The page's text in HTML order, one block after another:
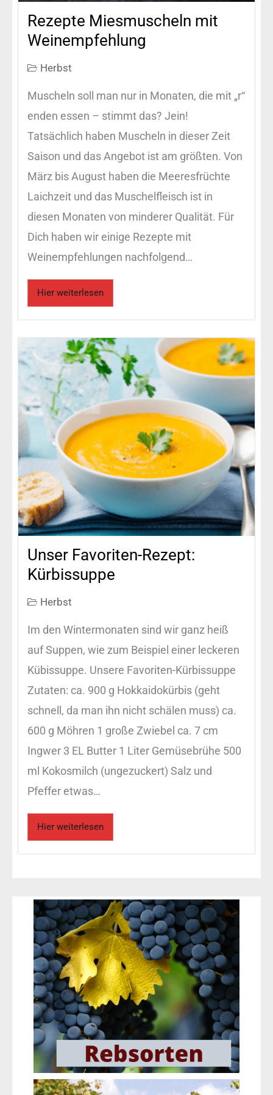
Rezepte Miesmuscheln mit
Weinempfehlung
Herbst
Muscheln soll man nur in Monaten, die mit „r“
enden essen – stimmt das? Jein!
Tatsächlich haben Muscheln in dieser Zeit
Saison und das Angebot ist am größten. Von
März bis August haben die Meeresfrüchte
Laichzeit und das Muschelfleisch ist in
diesen Monaten von minderer Qualität. Für
Dich haben wir einige Rezepte mit
Weinempfehlungen nachfolgend…
Hier weiterlesen
Unser Favoriten-Rezept:
Kürbissuppe
Herbst
Im den Wintermonaten sind wir ganz heiß
auf Suppen, wie zum Beispiel einer leckeren
Kübissuppe. Unsere Favoriten-Kürbissuppe
Zutaten: ca. 900 g Hokkaidokürbis (geht
schnell, da man ihn nicht schälen muss) ca.
600 g Möhren 1 große Zwiebel ca. 7 cm
Ingwer 3 EL Butter 1 Liter Gemüsebrühe 500
ml Kokosmilch (ungezuckert) Salz und
Pfeffer etwas…
Hier weiterlesen